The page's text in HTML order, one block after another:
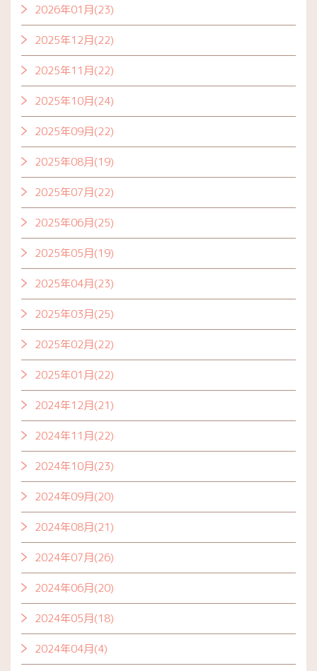
2026年01月(23)
2025年12月(22)
2025年11月(22)
2025年10月(24)
2025年09月(22)
2025年08月(19)
2025年07月(22)
2025年06月(25)
2025年05月(19)
2025年04月(23)
2025年03月(25)
2025年02月(22)
2025年01月(22)
2024年12月(21)
2024年11月(22)
2024年10月(23)
2024年09月(20)
2024年08月(21)
2024年07月(26)
2024年06月(20)
2024年05月(18)
2024年04月(4)